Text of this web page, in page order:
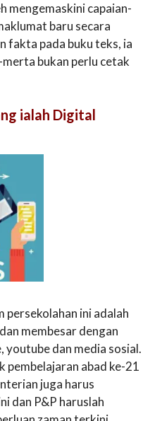
mengemaskini capaian-
baru secara
fakta pada buku teks, ia
bukan perlu cetak
ialah Digital
persekolahan ini adalah
membesar dengan
dan media sosial.
pembelajaran abad ke-21
juga harus
dan P&P haruslah